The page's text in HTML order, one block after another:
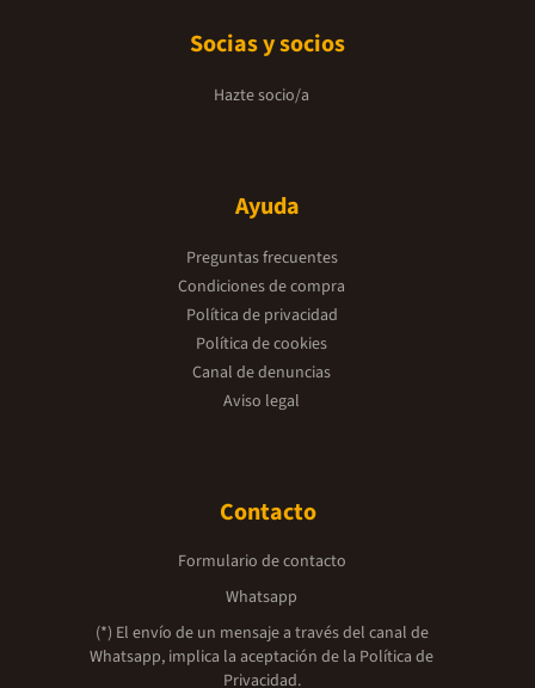
Socias y socios
Hazte socio/a
Ayuda
Preguntas frecuentes
Condiciones de compra
Política de privacidad
Política de cookies
Canal de denuncias
Aviso legal
Contacto
Formulario de contacto
Whatsapp
(*) El envío de un mensaje a través del canal de
Whatsapp, implica la aceptación de la Política de
Privacidad.